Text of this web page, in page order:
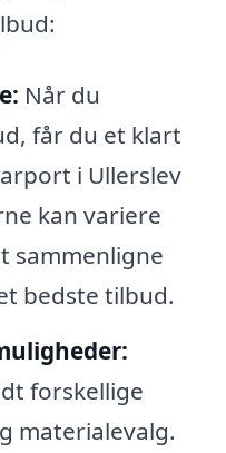
Når du
får du et klart
i Ullerslev
kan variere
sammenligne
bedste tilbud.
forskellige
materialevalg.